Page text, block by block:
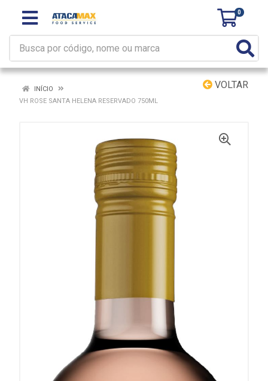
0
VOLTAR
INÍCIO
VH ROSE SANTA HELENA RESERVADO 750ML